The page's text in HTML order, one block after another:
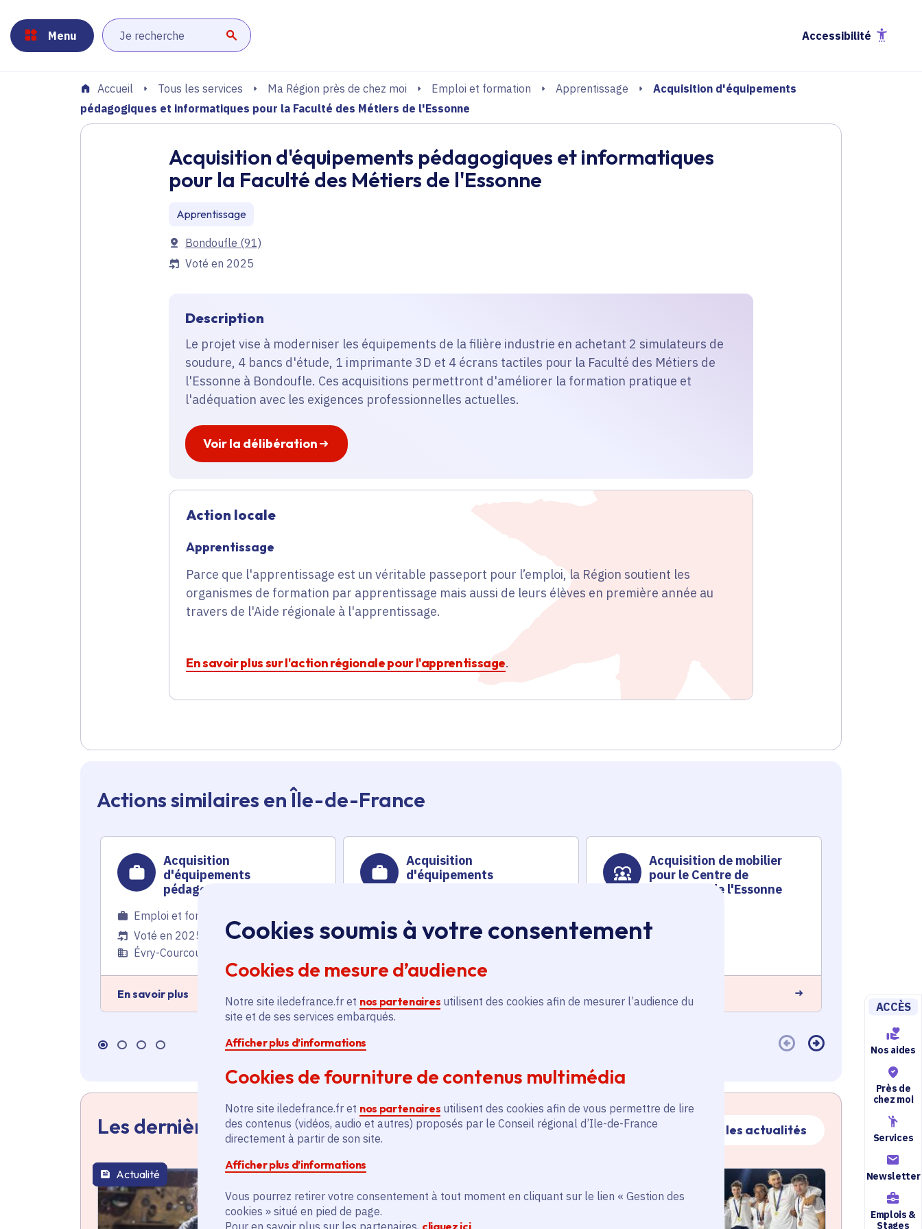
Cookies soumis à votre consentement
Cookies de mesure d’audience
Notre site iledefrance.fr et nos partenaires utilisent des cookies afin de mesurer l’audience du
site et de ses services embarqués.
Afficher plus d’informations
Cookies de fourniture de contenus multimédia
Notre site iledefrance.fr et nos partenaires utilisent des cookies afin de vous permettre de lire
des contenus (vidéos, audio et autres) proposés par le Conseil régional d’Ile-de-France
directement à partir de son site.
Afficher plus d’informations
Vous pourrez retirer votre consentement à tout moment en cliquant sur le lien « Gestion des
cookies » situé en pied de page.
Pour en savoir plus sur les partenaires, cliquez ici.
Menu
Lancer la recherche Accessibilité
Accueil Tous les services Ma Région près de chez moi Emploi et formation Apprentissage
Acquisition d'équipements
pédagogiques et informatiques pour la Faculté des Métiers de l'Essonne
ACCÈS
Nos aides
Près de
chez moi
Services
Newsletter
Emplois &
Stages
Acquisition d'équipements pédagogiques et informatiques
pour la Faculté des Métiers de l'Essonne
Apprentissage
Communes
Bondoufle (91)
Voté en 2025
Description
Le projet vise à moderniser les équipements de la filière industrie en achetant 2 simulateurs de
soudure, 4 bancs d'étude, 1 imprimante 3D et 4 écrans tactiles pour la Faculté des Métiers de
l'Essonne à Bondoufle. Ces acquisitions permettront d'améliorer la formation pratique et
l'adéquation avec les exigences professionnelles actuelles.
Voir la délibération
Action locale
Apprentissage
Parce que l'apprentissage est un véritable passeport pour l’emploi, la Région soutient les
organismes de formation par apprentissage mais aussi de leurs élèves en première année au
travers de l'Aide régionale à l'apprentissage.
En savoir plus sur l'action régionale pour l'apprentissage.
Actions similaires en Île-de-France
Acquisition
d'équipements
pédagogiques,
mobilier pour la Fédération
des Métiers de l'Essonne
Emploi et formation
Voté en 2025
Évry-Courcouronnes (91)
En savoir plus
Acquisition
d'équipements
pour la Faculté Des
Métiers De L'Essonne
Voté en 2025
Acquisition de mobilier
pour le Centre de
Formation de l'Essonne
Voté en 2025
En savoir plus
Les dernières actualités Toutes les actualités
thématique active
Actualité Actualité